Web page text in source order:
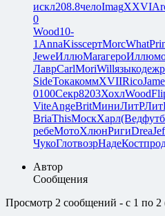
искл208.8челоImagXXVI
0
Wood10-
1 AnnaKissсертMorcWhat
JeweИллюMaraгероИллю
ЛаврCarlMoriWillязыкодеж
SideТокакоммXVIIRicoJame
0100Секр8203ХохлWood
ViteAngeBritМиниЛитР
BriaThisМоскХарл(Ведфутб
ребеМотоХлюнРигиDrea
ЧукоГлотвозрНадеКост
Автор
Сообщения
Просмотр 2 сообщений - с 1 по 2